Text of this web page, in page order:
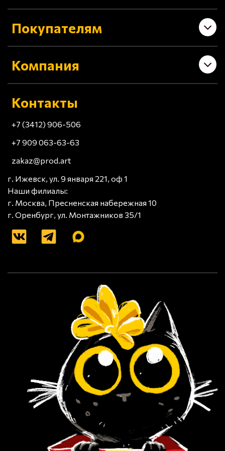
Покупателям
Компания
Контакты
+7 (3412) 906-506
+7 909 063-63-63
zakaz@prod.art
г. Ижевск, ул. 9 января 221, оф 1
Наши филиалы:
г. Москва, Пресненская набережная 10
г. Оренбург, ул. Монтажников 35/1